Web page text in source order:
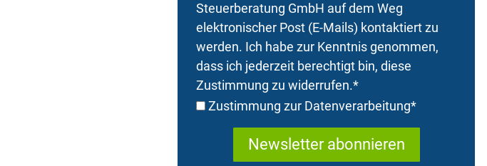
Steuerberatung GmbH auf dem Weg
elektronischer Post (E-Mails) kontaktiert zu
werden. Ich habe zur Kenntnis genommen,
dass ich jederzeit berechtigt bin, diese
Zustimmung zu widerrufen.*
Zustimmung zur Datenverarbeitung*